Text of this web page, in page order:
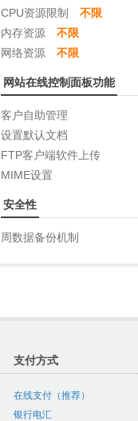
CPU资源限制
不限
内存资源
不限
网络资源
不限
网站在线控制面板功能
客户自助管理
设置默认文档
FTP客户端软件上传
MIME设置
安全性
周数据备份机制
支付方式
在线支付（推荐）
银行电汇